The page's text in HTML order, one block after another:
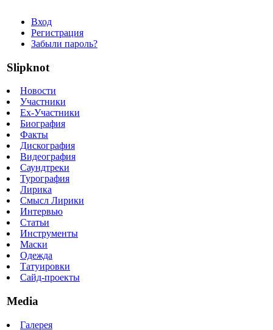
Вход
Регистрация
Забыли пароль?
Slipknot
Новости
Участники
Ex-Участники
Биография
Факты
Дискография
Видеография
Саундтреки
Турография
Лирика
Смысл Лирики
Интервью
Статьи
Инструменты
Маски
Одежда
Татуировки
Сайд-проекты
Media
Галерея